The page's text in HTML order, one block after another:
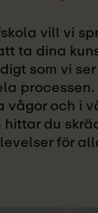
vill vi
ta dina
som vi
vågor och i
hittar du
för